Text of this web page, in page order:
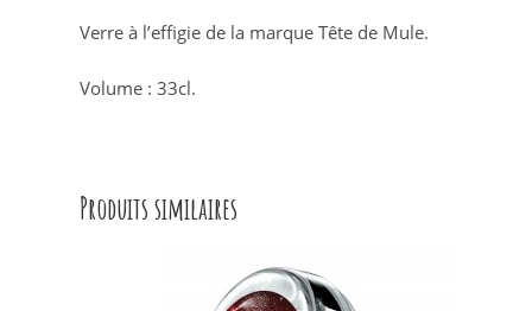
Verre à l’effigie de la marque Tête de Mule.
Volume : 33cl.
Produits similaires